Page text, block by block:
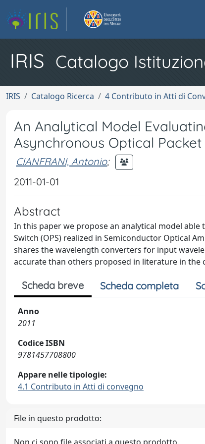
IRIS Catalogo
IRIS Catalogo Ricerca 4 Contributo in Atti di
An Analytical Model
Asynchronous Optical Packet
CIANFRANI, Antonio;
2011-01-01
Abstract
In this paper we propose an analytical model
Switch (OPS) realized in Semiconductor Optical
shares the wavelength converters for input
accurate than others proposed in literature in the
Scheda breve Scheda completa
Anno
2011
Codice ISBN
9781457708800
Appare nelle tipologie:
4.1 Contributo in Atti di convegno
File in questo prodotto: